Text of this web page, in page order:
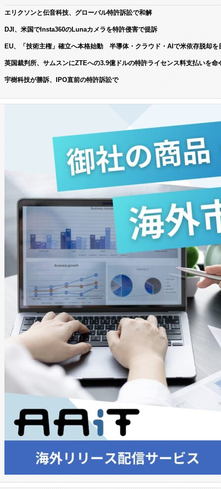
エリクソンと伝音科技、グローバル特許訴訟で和解
DJI、米国でInsta360のLunaカメラを特許侵害で提訴
EU、「技術主権」確立へ本格始動 半導体・クラウド・AIで米依存脱却を
英国裁判所、サムスンにZTEへの3.9億ドルの特許ライセンス料支払いを命
宇樹科技が勝訴、IPO直前の特許訴訟で